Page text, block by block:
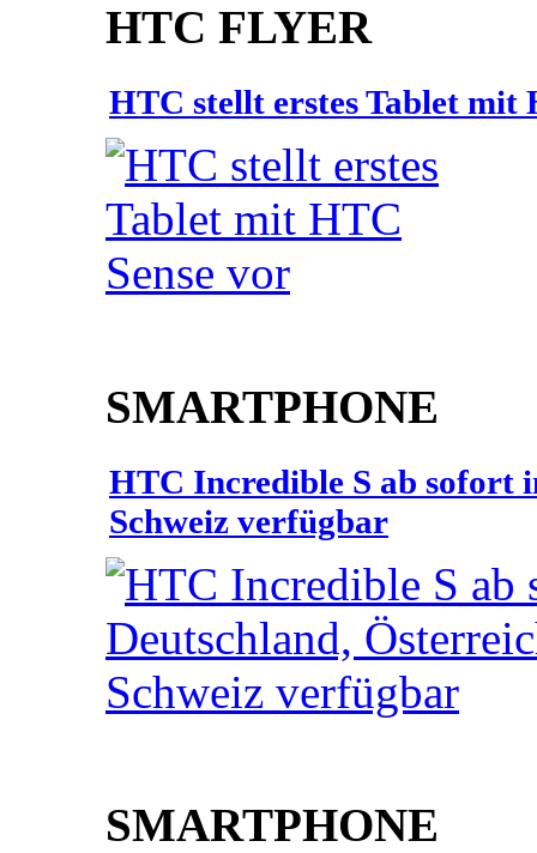
HTC FLYER
HTC stellt erstes Tablet mit
SMARTPHONE
HTC Incredible S ab sofort
Schweiz verfügbar
SMARTPHONE